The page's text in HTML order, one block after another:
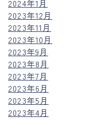
2024年1月
2023年12月
2023年11月
2023年10月
2023年9月
2023年8月
2023年7月
2023年6月
2023年5月
2023年4月